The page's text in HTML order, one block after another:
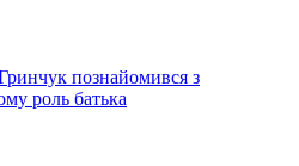
познайомився з
роль батька